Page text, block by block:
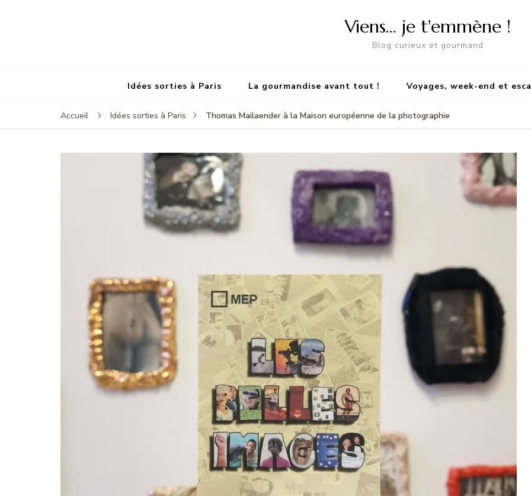
Viens… je t'emmène !
Blog curieux et gourmand
Idées sorties à Paris La gourmandise avant tout ! Voyages, week-end et
Accueil Idées sorties à Paris Thomas Mailaender à la Maison européenne de la photographie